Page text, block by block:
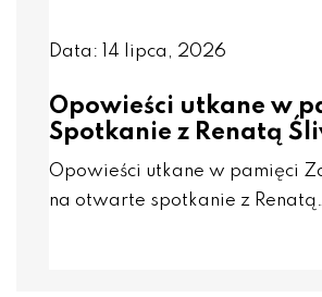
Data: 14 lipca, 2026
Opowieści utkane w
Spotkanie z Renatą
Opowieści utkane w pamięci
na otwarte spotkanie z